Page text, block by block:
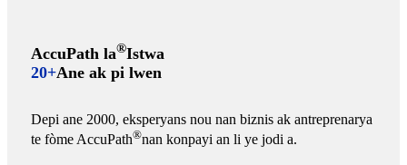
AccuPath la®Istwa
20+Ane ak pi lwen
Depi ane 2000, eksperyans nou nan biznis ak antreprenarya
te fòme AccuPath®nan konpayi an li ye jodi a.